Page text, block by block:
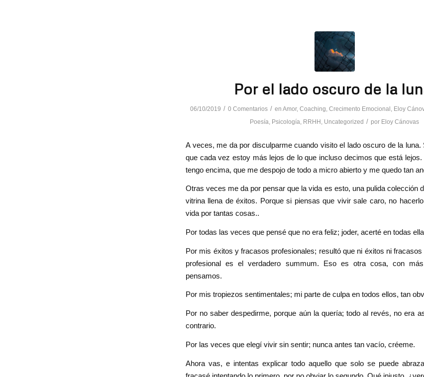
Por el lado oscuro de la
06/10/2019 / 0 Comentarios / en Amor, Coaching, Crecimento Emocional , Eloy
Poesía, Psicología, RRHH , Uncategorized / por Eloy Cánovas
A veces, me da por disculparme cuando visito el lado oscuro de la luna.
que cada vez estoy más lejos de lo que incluso decimos que está
tengo encima, que me despojo de todo a micro abierto y me quedo tan
Otras veces me da por pensar que la vida es esto, una pulida colección
vitrina llena de éxitos. Porque si piensas que vivir sale caro, no
vida por tantas cosas..
Por todas las veces que pensé que no era feliz; joder, acerté en todas
Por mis éxitos y fracasos profesionales; resultó que ni éxitos ni fracasos
profesional es el verdadero summum. Eso es otra cosa, con
pensamos.
Por mis tropiezos sentimentales; mi parte de culpa en todos ellos, tan
Por no saber despedirme, porque aún la quería; todo al revés, no era
contrario.
Por las veces que elegí vivir sin sentir; nunca antes tan vacío, créeme.
Ahora vas, e intentas explicar todo aquello que solo se puede